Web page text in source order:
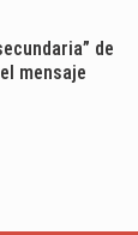
de
mensaje